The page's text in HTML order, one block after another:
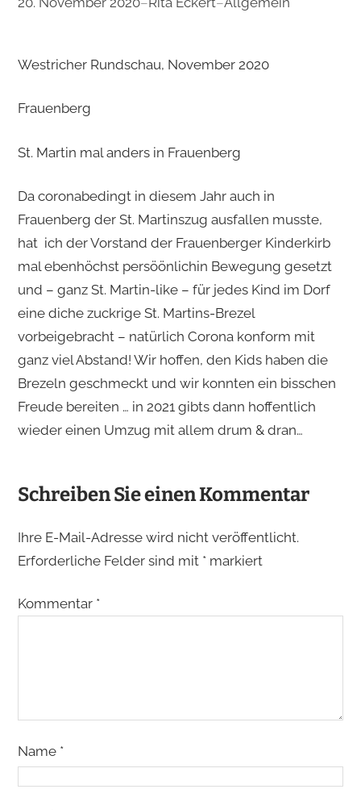
Westricher Rundschau, November 2020
Frauenberg
St. Martin mal anders in Frauenberg
Da coronabedingt in diesem Jahr auch in
Frauenberg der St. Martinszug ausfallen musste,
hat ich der Vorstand der Frauenberger Kinderkirb
mal ebenhöchst persöönlichin Bewegung gesetzt
und – ganz St. Martin-like – für jedes Kind im Dorf
eine diche zuckrige St. Martins-Brezel
vorbeigebracht – natürlich Corona konform mit
ganz viel Abstand! Wir hoffen, den Kids haben die
Brezeln geschmeckt und wir konnten ein bisschen
Freude bereiten … in 2021 gibts dann hoffentlich
wieder einen Umzug mit allem drum & dran…
Schreiben Sie einen Kommentar
Ihre E-Mail-Adresse wird nicht veröffentlicht.
Erforderliche Felder sind mit *markiert
Kommentar *
Name *